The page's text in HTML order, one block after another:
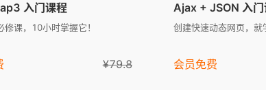
入门课程
修课，10小时掌握它！
¥79.8
Ajax + JSON 入
创建快速动态网页，就
会员免费